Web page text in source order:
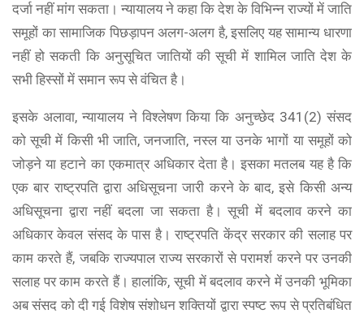
दर्जा नहीं मांग सकता। न्यायालय ने कहा कि देश के विभिन्न राज्यों में जाति
समूहों का सामाजिक पिछड़ापन अलग-अलग है, इसलिए यह सामान्य धारणा
नहीं हो सकती कि अनुसूचित जातियों की सूची में शामिल जाति देश के
सभी हिस्सों में समान रूप से वंचित है।
इसके अलावा, न्यायालय ने विश्लेषण किया कि अनुच्छेद 341(2) संसद
को सूची में किसी भी जाति, जनजाति, नस्ल या उनके भागों या समूहों को
जोड़ने या हटाने का एकमात्र अधिकार देता है। इसका मतलब यह है कि
एक बार राष्ट्रपति द्वारा अधिसूचना जारी करने के बाद, इसे किसी अन्य
अधिसूचना द्वारा नहीं बदला जा सकता है। सूची में बदलाव करने का
अधिकार केवल संसद के पास है। राष्ट्रपति केंद्र सरकार की सलाह पर
काम करते हैं, जबकि राज्यपाल राज्य सरकारों से परामर्श करने पर उनकी
सलाह पर काम करते हैं। हालांकि, सूची में बदलाव करने में उनकी भूमिका
अब संसद को दी गई विशेष संशोधन शक्तियों द्वारा स्पष्ट रूप से प्रतिबंधित